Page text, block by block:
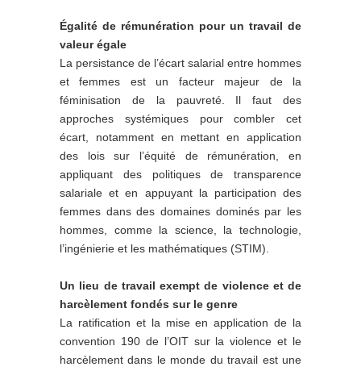
Égalité de rémunération pour un travail de
valeur égale
La persistance de l’écart salarial entre hommes
et femmes est un facteur majeur de la
féminisation de la pauvreté. Il faut des
approches systémiques pour combler cet
écart, notamment en mettant en application
des lois sur l’équité de rémunération, en
appliquant des politiques de transparence
salariale et en appuyant la participation des
femmes dans des domaines dominés par les
hommes, comme la science, la technologie,
l’ingénierie et les mathématiques (STIM).
Un lieu de travail exempt de violence et de
harcèlement fondés sur le genre
La ratification et la mise en application de la
convention 190 de l’OIT sur la violence et le
harcèlement dans le monde du travail est une